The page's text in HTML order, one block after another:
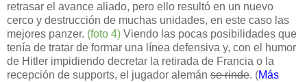
retrasar el avance aliado, pero ello resultó en un nuevo
cerco y destrucción de muchas unidades, en este caso las
mejores panzer. (foto 4) Viendo las pocas posibilidades que
tenía de tratar de formar una línea defensiva y, con el humor
de Hitler impidiendo decretar la retirada de Francia o la
recepción de supports, el jugador alemán se rinde. (Más